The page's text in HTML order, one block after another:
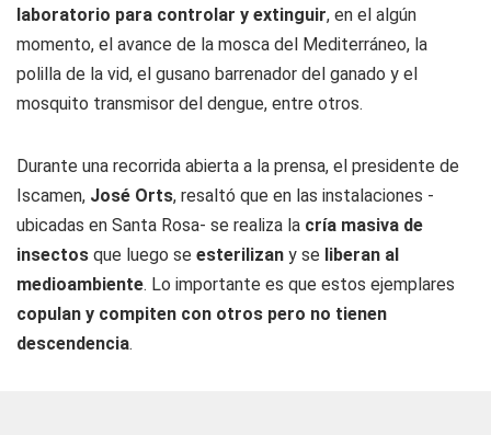
laboratorio para controlar y extinguir, en el algún
momento, el avance de la mosca del Mediterráneo, la
polilla de la vid, el gusano barrenador del ganado y el
mosquito transmisor del dengue, entre otros.
Durante una recorrida abierta a la prensa, el presidente de
Iscamen, José Orts, resaltó que en las instalaciones -
ubicadas en Santa Rosa- se realiza la cría masiva de
insectos que luego se esterilizan y se liberan al
medioambiente. Lo importante es que estos ejemplares
copulan y compiten con otros pero no tienen
descendencia.